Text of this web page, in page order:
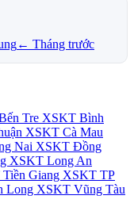
← Tháng trước
Tre XSKT Bình
XSKT Cà Mau
Nai XSKT Đồng
XSKT Long An
Giang XSKT TP
Long XSKT Vũng Tàu